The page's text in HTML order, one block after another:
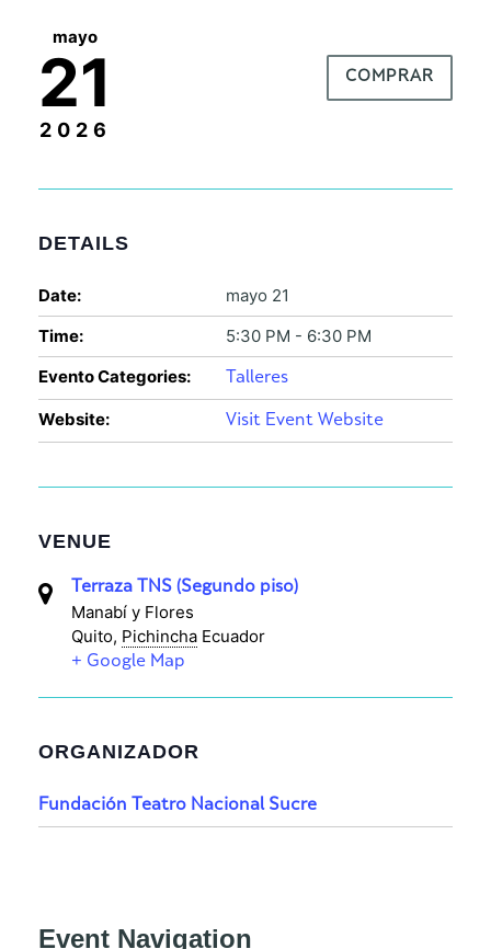
mayo
21
2026
COMPRAR
DETAILS
Date:
mayo 21
Time:
5:30 PM - 6:30 PM
Evento Categories:
Talleres
Website: Visit Event Website
VENUE
Terraza TNS (Segundo piso)
Manabí y Flores
Quito, Pichincha Ecuador
+ Google Map
ORGANIZADOR
Fundación Teatro Nacional Sucre
Event Navigation